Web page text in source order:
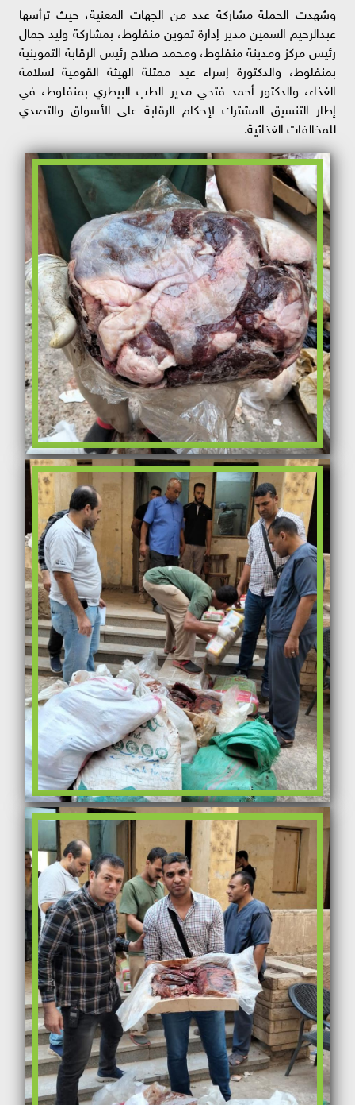
وشهدت الحملة مشاركة عدد من الجهات المعنية، حيث ترأسها
عبدالرحيم السمين مدير إدارة تموين منفلوط، بمشاركة وليد جمال
رئيس مركز ومدينة منفلوط، ومحمد صلاح رئيس الرقابة التموينية
بمنفلوط، والدكتورة إسراء عيد ممثلة الهيئة القومية لسلامة
الغذاء، والدكتور أحمد فتحي مدير الطب البيطري بمنفلوط، في
إطار التنسيق المشترك لإحكام الرقابة على الأسواق والتصدي
للمخالفات الغذائية.